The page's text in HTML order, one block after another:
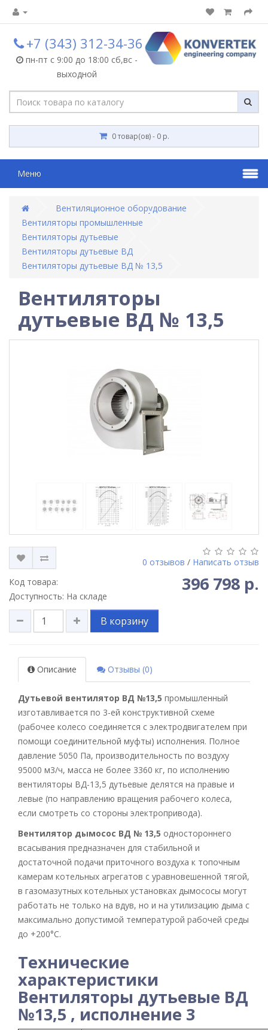
+7 (343) 312-34-36
пн-пт с 9:00 до 18:00 сб,вс -
выходной
0 товар(ов) - 0 р.
Меню
Вентиляционное оборудование
Вентиляторы промышленные
Вентиляторы дутьевые
Вентиляторы дутьевые ВД
Вентиляторы дутьевые ВД № 13,5
Вентиляторы
дутьевые ВД № 13,5
0 отзывов / Написать отзыв
Код товара:
Доступность: На складе
396 798 р.
В корзину
Описание Отзывы (0)
Дутьевой вентилятор ВД №13,5 промышленный
изготавливается по 3-ей конструктивной схеме
(рабочее колесо соединяется с электродвигателем при
помощи соединительной муфты) исполнения. Полное
давление 5050 Па, производительность по воздуху
95000 м3/ч, масса не более 3360 кг, по исполнению
вентиляторы ВД-13,5 дутьевые делятся на правые и
левые (по направлению вращения рабочего колеса,
если смотреть со стороны электропривода).
Вентилятор дымосос ВД № 13,5 одностороннего
всасывания предназначен для стабильной и
достаточной подачи приточного воздуха к топочным
камерам котельных агрегатов с уравновешенной тягой,
в газомазутных котельных установках дымососы могут
работать не только на вдув, но и на утилизацию дыма с
максимально допустимой температурой рабочей среды
до +200°С.
Технические
характеристики
Вентиляторы дутьевые ВД
№13,5 , исполнение 3